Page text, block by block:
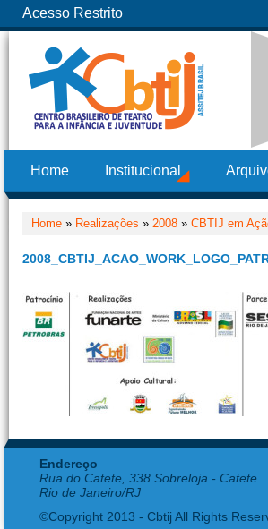
Acesso Restrito
Home Institucional
Home » Realizações » 2008 » CBTIJ em
Endereço
Rua do Catete, 338 Sobreloja - Catete
Rio de Janeiro/RJ
©Copyright 2013 - Cbtij All Rights